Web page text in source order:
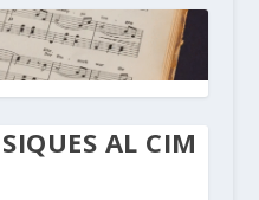
AL CIM